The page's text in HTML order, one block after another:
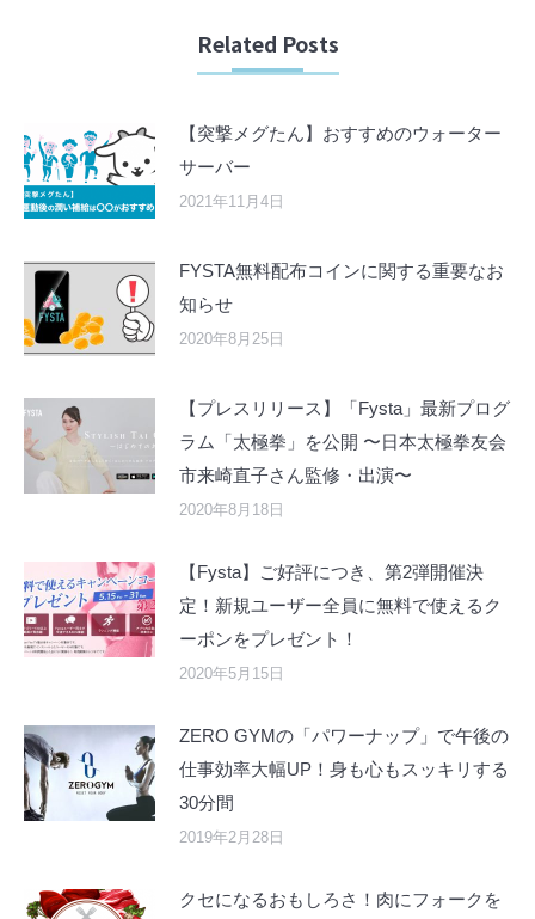
Related Posts
【突撃メグたん】おすすめのウォーター
サーバー
2021年11月4日
FYSTA無料配布コインに関する重要なお
知らせ
2020年8月25日
【プレスリリース】「Fysta」最新プログ
ラム「太極拳」を公開 〜日本太極拳友会
市来崎直子さん監修・出演〜
2020年8月18日
【Fysta】ご好評につき、第2弾開催決
定！新規ユーザー全員に無料で使えるク
ーポンをプレゼント！
2020年5月15日
ZERO GYMの「パワーナップ」で午後の
仕事効率大幅UP！身も心もスッキリする
30分間
2019年2月28日
クセになるおもしろさ！肉にフォークを